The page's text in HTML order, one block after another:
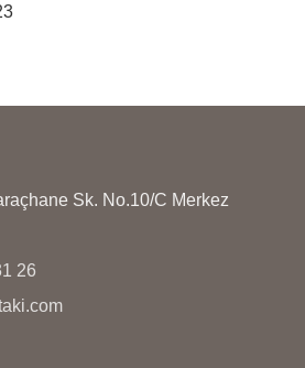
Sk. No.10/C Merkez
26